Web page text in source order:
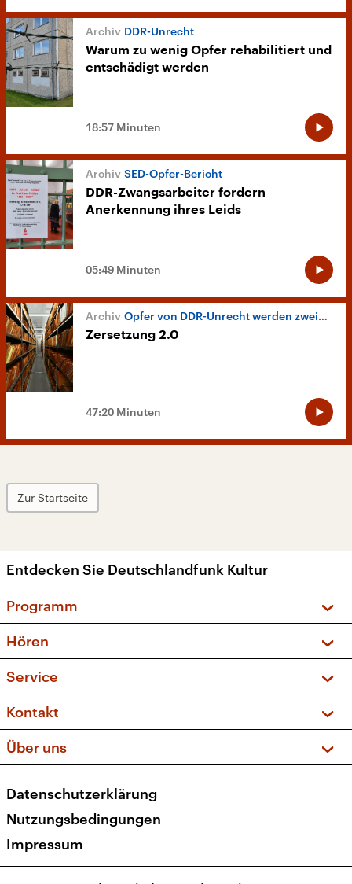
DDR-Unrecht
Warum zu wenig Opfer rehabilitiert und
entschädigt werden
18:57 Minuten
SED-Opfer-Bericht
DDR-Zwangsarbeiter fordern
Anerkennung ihres Leids
05:49 Minuten
Opfer von DDR-Unrecht werden zweimal bestraft
Zersetzung 2.0
47:20 Minuten
Zur Startseite
Entdecken Sie Deutschlandfunk Kultur
Programm
Sendungen und Podcasts
Musikliste
Kakadu – Das Kinderprogramm
Hören
Frequenzen (UKW + DAB+)
Service
FAQ
Apps
Newsletter
Kontakt
Social Media
Über uns
Presse
Karriere
Transparenz
Datenschutzerklärung
Nutzungsbedingungen
Impressum